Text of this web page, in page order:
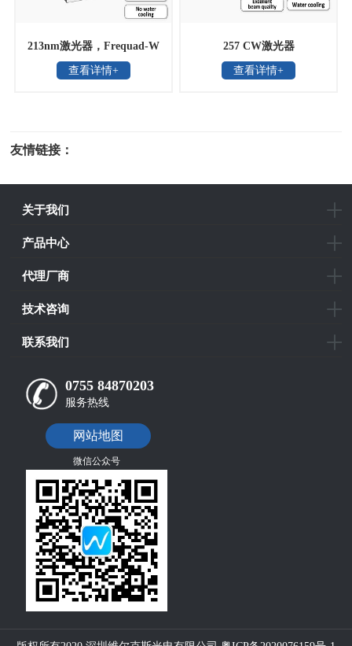
213nm激光器，Frequad-W
深紫外连续激光器
查看详情+
257 CW激光器
查看详情+
友情链接：
关于我们
产品中心
代理厂商
技术咨询
联系我们
0755 84870203
服务热线
网站地图
微信公众号